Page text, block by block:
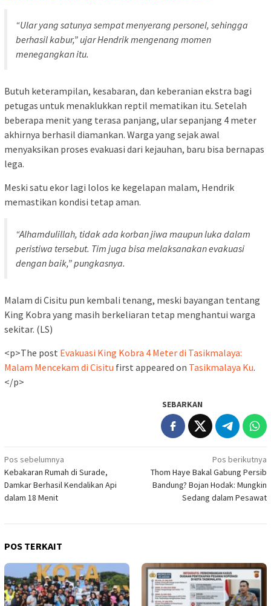
“Ular yang satunya sempat menyerang personel, sehingga
berhasil kabur,” ujar Hendrik mengenang momen
menegangkan itu.
Butuh keterampilan, kesabaran, dan keberanian ekstra bagi
petugas untuk menaklukkan reptil mematikan itu. Setelah
beberapa menit yang terasa panjang, ular sepanjang 4 meter
akhirnya berhasil diamankan. Warga yang sejak awal
menyaksikan proses evakuasi dari kejauhan, baru bisa bernapas
lega.
Meski satu ekor lagi lolos ke kegelapan malam, Hendrik
memastikan kondisi tetap aman.
“Alhamdulillah, tidak ada korban jiwa maupun luka dalam
peristiwa tersebut. Tim juga bisa melaksanakan evakuasi
dengan baik,” pungkasnya.
Malam di Cisitu pun kembali tenang, meski bayangan tentang
King Kobra yang masih berkeliaran tetap menghantui warga
sekitar. (LS)
<p>The post Evakuasi King Kobra 4 Meter di Tasikmalaya:
Malam Mencekam di Cisitu first appeared on Tasikmalaya Ku.
</p>
SEBARKAN
Navigasi
pos
Pos sebelumnya
Kebakaran Rumah di Surade,
Damkar Berhasil Kendalikan Api
dalam 18 Menit
Pos berikutnya
Thom Haye Bakal Gabung Persib
Bandung? Bojan Hodak: Mungkin
Sedang dalam Pesawat
POS TERKAIT